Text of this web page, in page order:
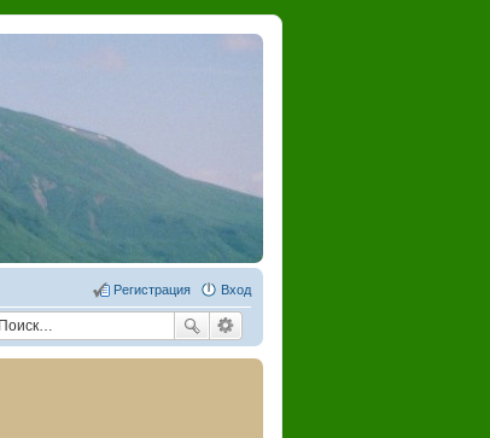
Вход
Регистрация